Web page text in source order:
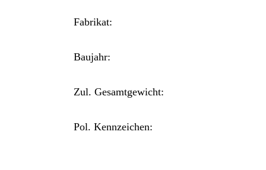
Fabrikat:
Baujahr:
Zul. Gesamtgewicht:
Pol. Kennzeichen: